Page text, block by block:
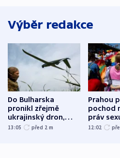
Výběr redakce
Do Bulharska
pronikl zřejmě
ukrajinský dron,
explodoval kilometr
13:05 před 2 m
Prahou
pochod
práv
menšin
12:02